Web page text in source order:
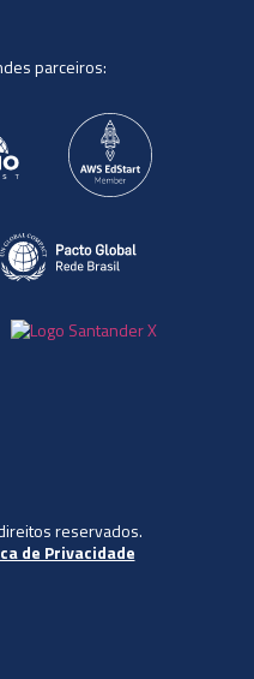
parceiros:
reservados.
de Privacidade